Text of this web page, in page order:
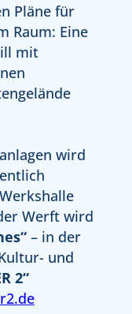
Pläne für
Raum: Eine
mit
wird
Werft wird
– in der
und
2“